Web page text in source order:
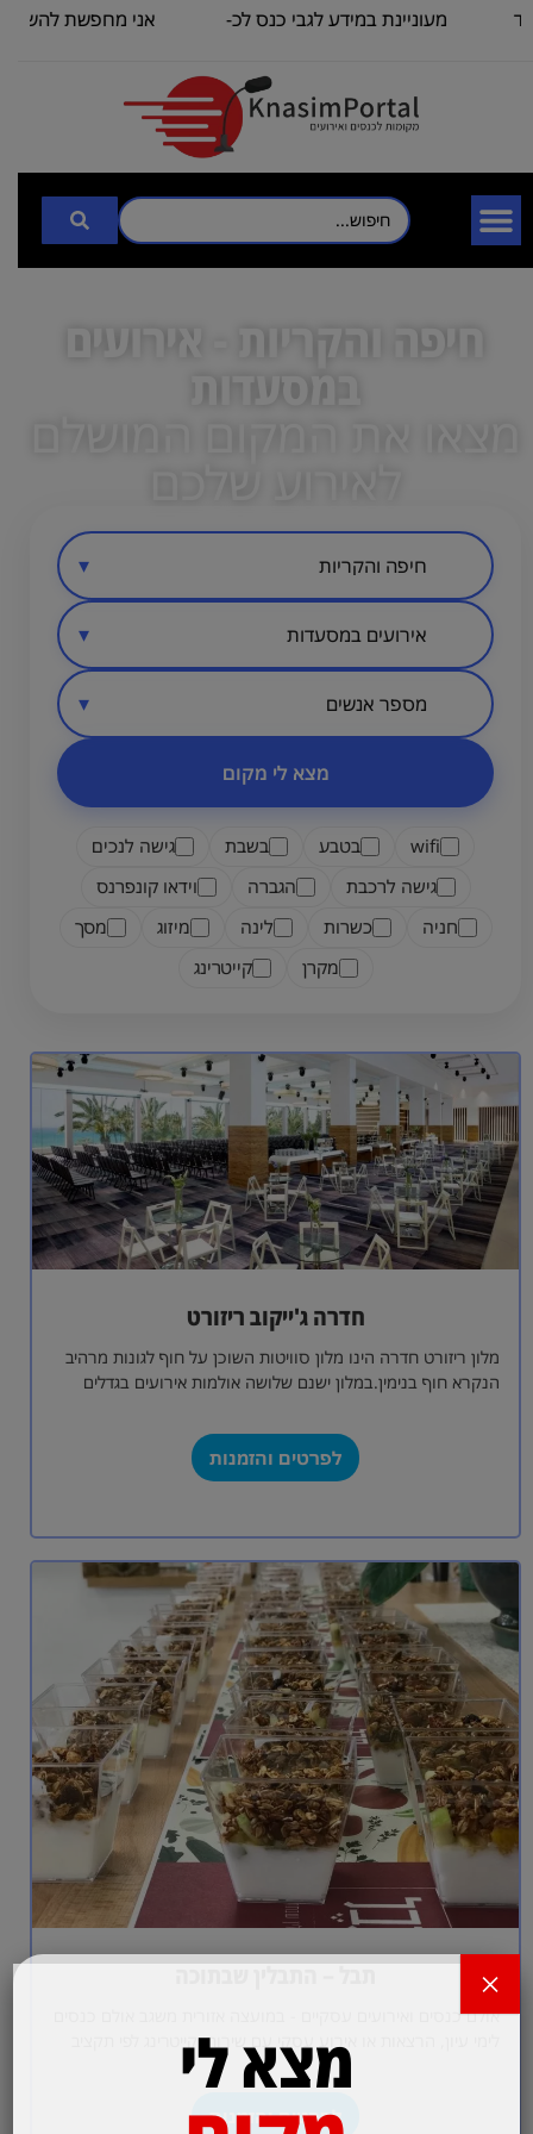
מעוניינת במידע לגבי כנס לכ-
אני מחפשת להשכיר
חיפה והקריות - אירועים
במסעדות
אזור בארץ
סיווג מקום
מספר אנשים
מצא לי מקום
wifi בטבע בשבת
גישה לנכים
גישה לרכבת
הגברה
וידאו קונפרנס
חניה
כשרות לינה מיזוג
מסך
מקרן
קייטרינג
חדרה ג'ייקוב ריזורט
מלון ריזורט חדרה הינו מלון סוויטות השוכן על חוף לגונות מרהיב
הנקרא חוף בנימין.במלון ישנם שלושה אולמות אירועים בגדלים
לפרטים והזמנות
תבל – התבלין שבתוכה
אולם כנסים ואירועים עסקיים - במועצה אזורית משגב אולם כנסים
לימי עיון, הרצאות או אירוע עסקי עם שירותי קייטרינג לפי תקציב
לפרטים והזמנות
מצא לי
×